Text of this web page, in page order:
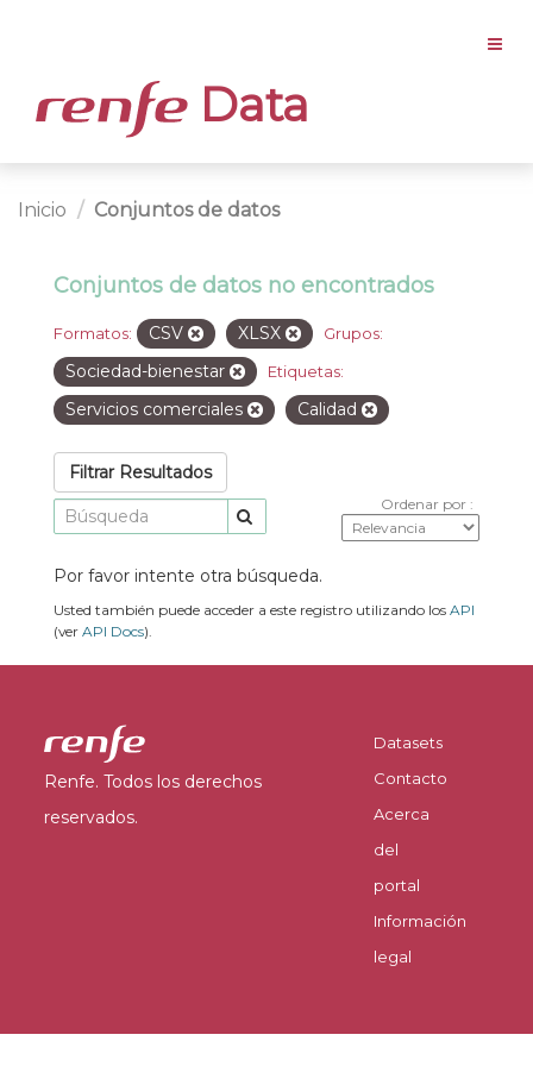
Data
Inicio Conjuntos de datos
Conjuntos de datos no encontrados
Formatos: CSV XLSX Grupos:
Sociedad-bienestar Etiquetas:
Servicios comerciales Calidad
Filtrar Resultados
Ordenar por
Por favor intente otra búsqueda.
Usted también puede acceder a este registro utilizando los API
(ver API Docs).
Renfe. Todos los derechos
reservados.
Datasets
Contacto
Acerca
del
portal
Información
legal